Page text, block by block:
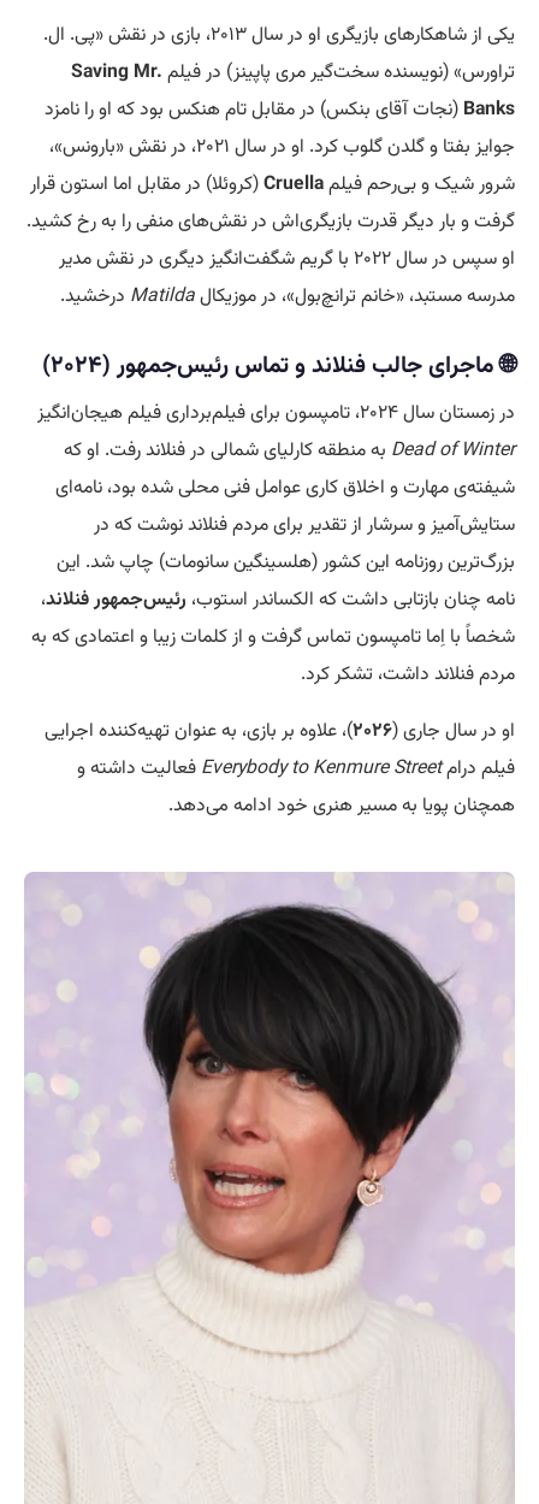
یکی از شاهکارهای بازیگری او در سال ۲۰۱۳، بازی در نقش «پی. ال.
تراورس» (نویسنده سخت‌گیر مری پاپینز) در فیلم Saving Mr.
Banks (نجات آقای بنکس) در مقابل تام هنکس بود که او را نامزد
جوایز بفتا و گلدن گلوب کرد. او در سال ۲۰۲۱، در نقش «بارونس»،
شرور شیک و بی‌رحم فیلمCruella(کروئلا) در مقابل اما استون قرار
گرفت و بار دیگر قدرت بازیگری‌اش در نقش‌های منفی را به رخ کشید.
او سپس در سال ۲۰۲۲ با گریم شگفت‌انگیز دیگری در نقش مدیر
مدرسه مستبد، «خانم ترانچ‌بول»، در موزیکالMatilda درخشید.
🌐 ماجرای جالب فنلاند و تماس رئیس‌جمهور (۲۰۲۴)
در زمستان سال ۲۰۲۴، تامپسون برای فیلم‌برداری فیلم هیجان‌انگیز
Dead of Winter به منطقه کارلیای شمالی در فنلاند رفت. او که
شیفته‌ی مهارت و اخلاق کاری عوامل فنی محلی شده بود، نامه‌ای
ستایش‌آمیز و سرشار از تقدیر برای مردم فنلاند نوشت که در
بزرگ‌ترین روزنامه این کشور (هلسینگین سانومات) چاپ شد. این
نامه چنان بازتابی داشت که الکساندر استوب، رئیس‌جمهور فنلاند،
شخصاً با اِما تامپسون تماس گرفت و از کلمات زیبا و اعتمادی که به
مردم فنلاند داشت، تشکر کرد.
او در سال جاری (۲۰۲۶)، علاوه بر بازی، به عنوان تهیه‌کننده اجرایی
فیلم درامEverybody to Kenmure Street فعالیت داشته و
همچنان پویا به مسیر هنری خود ادامه می‌دهد.